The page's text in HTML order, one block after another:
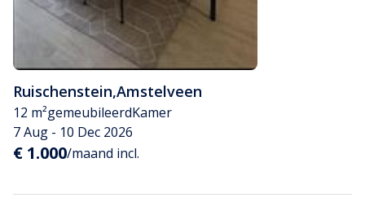
Ruischenstein,Amstelveen
12 m²gemeubileerdKamer
7 Aug - 10 Dec 2026
€ 1.000/maand incl.